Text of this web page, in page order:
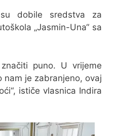
dobile sredstva za
„Jasmin-Una“ sa
puno. U vrijeme
nam je zabranjeno, ovaj
ističe vlasnica Indira